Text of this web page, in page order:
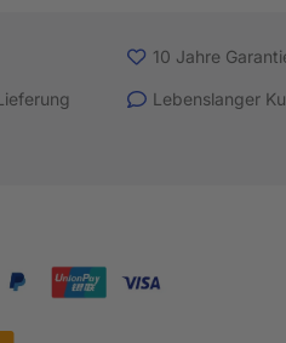
10 Jahre
Lebenslanger